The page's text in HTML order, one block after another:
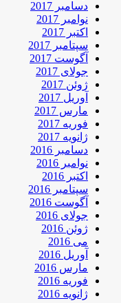
دسامبر 2017
نوامبر 2017
اکتبر 2017
سپتامبر 2017
آگوست 2017
جولای 2017
ژوئن 2017
آوریل 2017
مارس 2017
فوریه 2017
ژانویه 2017
دسامبر 2016
نوامبر 2016
اکتبر 2016
سپتامبر 2016
آگوست 2016
جولای 2016
ژوئن 2016
می 2016
آوریل 2016
مارس 2016
فوریه 2016
ژانویه 2016